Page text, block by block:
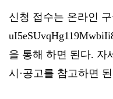
신청 접수는 온라인 구
을 통해 하면 된다. 자
시·공고를 참고하면